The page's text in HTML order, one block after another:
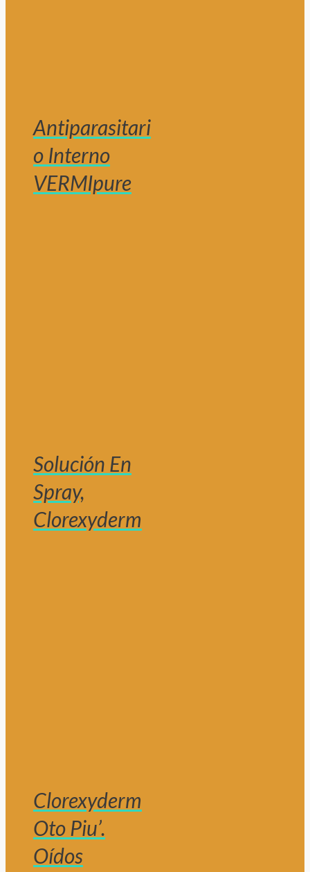
Antiparasitari
o Interno
VERMIpure
Solución En
Spray,
Clorexyderm
Clorexyderm
Oto Piu’.
Oídos